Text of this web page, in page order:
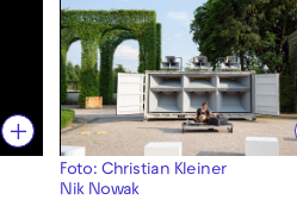
Foto: Christian Kleiner
Nik Nowak